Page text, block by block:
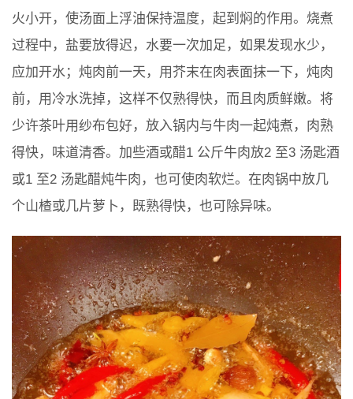
火小开，使汤面上浮油保持温度，起到焖的作用。烧煮
过程中，盐要放得迟，水要一次加足，如果发现水少，
应加开水；炖肉前一天，用芥末在肉表面抹一下，炖肉
前，用冷水洗掉，这样不仅熟得快，而且肉质鲜嫩。将
少许茶叶用纱布包好，放入锅内与牛肉一起炖煮，肉熟
得快，味道清香。加些酒或醋1 公斤牛肉放2 至3 汤匙酒
或1 至2 汤匙醋炖牛肉，也可使肉软烂。在肉锅中放几
个山楂或几片萝卜，既熟得快，也可除异味。